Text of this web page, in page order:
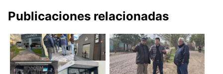
Publicaciones relacionadas